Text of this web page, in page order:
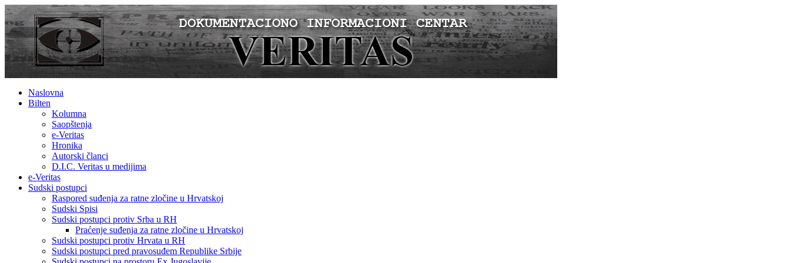
Naslovna
Bilten
Kolumna
Saopštenja
e-Veritas
Hronika
Autorski članci
D.I.C. Veritas u medijima
e-Veritas
Sudski postupci
Raspored suđenja za ratne zločine u Hrvatskoj
Sudski Spisi
Sudski postupci protiv Srba u RH
Praćenje suđenja za ratne zločine u Hrvatskoj
Sudski postupci protiv Hrvata u RH
Sudski postupci pred pravosuđem Republike Srbije